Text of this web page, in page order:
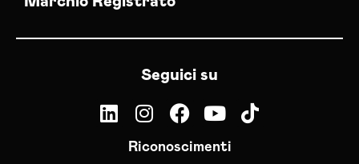
Seguici su
Riconoscimenti